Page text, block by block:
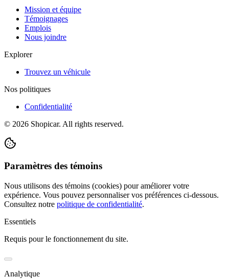
Mission et équipe
Témoignages
Emplois
Nous joindre
Explorer
Trouvez un véhicule
Nos politiques
Confidentialité
© 2026 Shopicar. All rights reserved.
Paramètres des témoins
Nous utilisons des témoins (cookies) pour améliorer votre
expérience. Vous pouvez personnaliser vos préférences ci-dessous.
Consultez notre politique de confidentialité.
Essentiels
Requis pour le fonctionnement du site.
Analytique